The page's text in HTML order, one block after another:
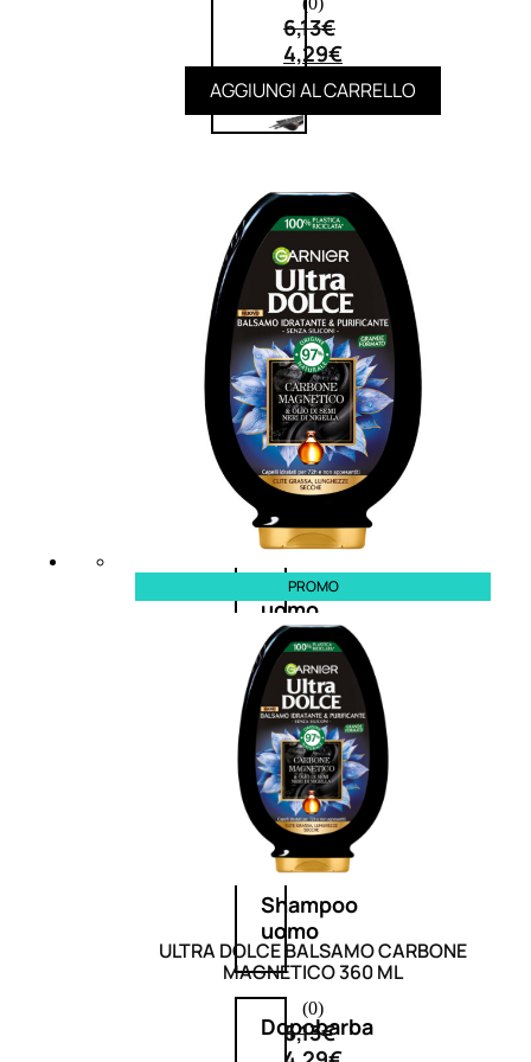
UOMO
Detergente Viso Uomo
Dopobarba Uomo
Antieta Uomo
Anticaduta Uomo
Contorno Occhi Uomo
Bagnodoccia Uomo Profumi
Docciaschiuma Uomo
Corpo Uomo
Deodoranti Uomo
Confezioni Trattamenti Uomo
Antietà
uomo
Detergente
viso
uomo
Docciaschiuma
uomo
Shampoo
uomo
Dopobarba
6,13€
4,29€
AGGIUNGI AL CARRELLO
PROMO
ULTRA DOLCE BALSAMO CARBONE
MAGNETICO 360 ML
(0)
6,13€